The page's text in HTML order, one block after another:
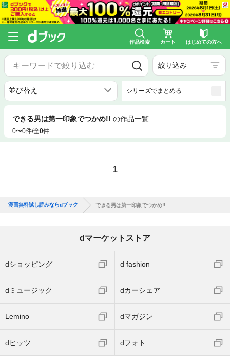
作品検索 カート はじめての方へ
絞り込み
シリーズでまとめる
できる男は第一印象でつかめ!! の作品一覧
0〜0件/全0件
1
漫画無料試し読みならdブック できる男は第一印象でつかめ!!
dマーケットストア
dショッピング d fashion
dミュージック dカーシェア
Lemino dマガジン
dヒッツ dフォト